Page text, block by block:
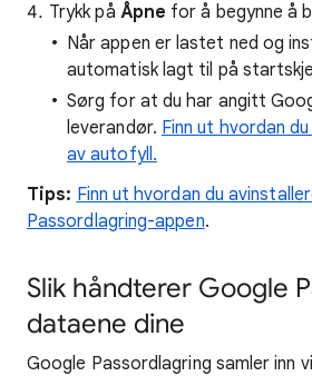
Trykk på Åpne for å begynne å
Når appen er lastet ned og
automatisk lagt til på
Sørg for at du har angitt
leverandør. Finn ut hvordan
av autofyll.
Tips: Finn ut hvordan du
Passordlagring-appen.
Slik håndterer Google
dataene dine
Google Passordlagring samler inn